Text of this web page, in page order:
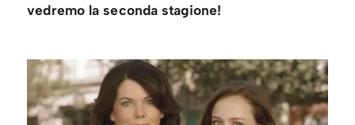
vedremo la seconda stagione!